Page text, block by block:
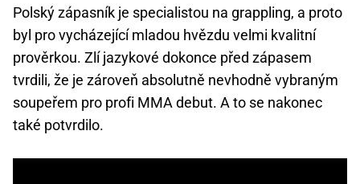
Polský zápasník je specialistou na grappling, a proto
byl pro vycházející mladou hvězdu velmi kvalitní
prověrkou. Zlí jazykové dokonce před zápasem
tvrdili, že je zároveň absolutně nevhodně vybraným
soupeřem pro profi MMA debut. A to se nakonec
také potvrdilo.